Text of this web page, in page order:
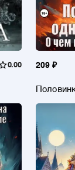
0.00 209 ₽
молчат